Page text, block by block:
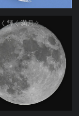
輝く満月✧